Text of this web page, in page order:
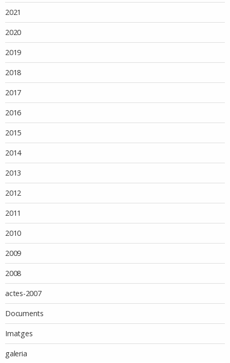
2021
2020
2019
2018
2017
2016
2015
2014
2013
2012
2011
2010
2009
2008
actes-2007
Documents
Imatges
galeria